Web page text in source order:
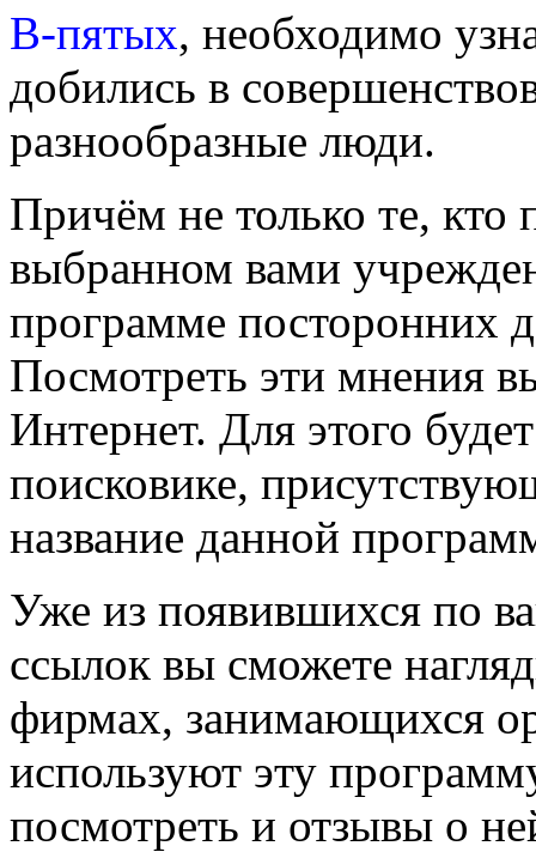
В-пятых, необходимо
добились в
разнообразные люди.
Причём не только те, кто
выбранном вами
программе посторонних
Посмотреть эти мнения
Интернет. Для этого
поисковике,
название данной
Уже из появившихся по
ссылок вы сможете
фирмах, занимающихся
используют эту
посмотреть и отзывы о